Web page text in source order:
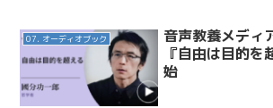
07. オーディオブック
音声教養メディ
『自由は目的を
始